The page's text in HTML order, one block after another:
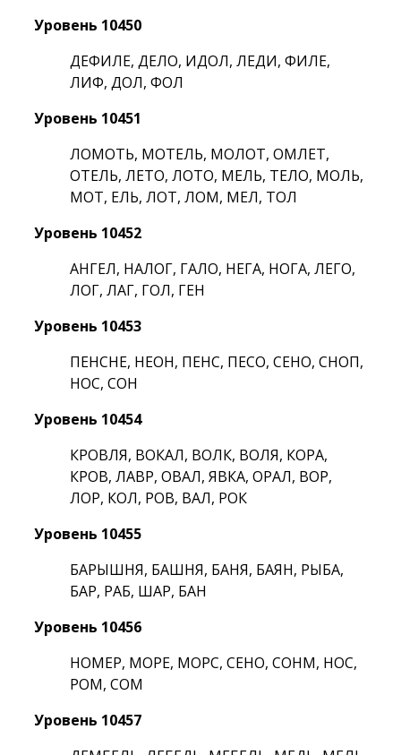
Уровень 10450
ДЕФИЛЕ, ДЕЛО, ИДОЛ, ЛЕДИ, ФИЛЕ,
ЛИФ, ДОЛ, ФОЛ
Уровень 10451
ЛОМОТЬ, МОТЕЛЬ, МОЛОТ, ОМЛЕТ,
ОТЕЛЬ, ЛЕТО, ЛОТО, МЕЛЬ, ТЕЛО, МОЛЬ,
МОТ, ЕЛЬ, ЛОТ, ЛОМ, МЕЛ, ТОЛ
Уровень 10452
АНГЕЛ, НАЛОГ, ГАЛО, НЕГА, НОГА, ЛЕГО,
ЛОГ, ЛАГ, ГОЛ, ГЕН
Уровень 10453
ПЕНСНЕ, НЕОН, ПЕНС, ПЕСО, СЕНО, СНОП,
НОС, СОН
Уровень 10454
КРОВЛЯ, ВОКАЛ, ВОЛК, ВОЛЯ, КОРА,
КРОВ, ЛАВР, ОВАЛ, ЯВКА, ОРАЛ, ВОР,
ЛОР, КОЛ, РОВ, ВАЛ, РОК
Уровень 10455
БАРЫШНЯ, БАШНЯ, БАНЯ, БАЯН, РЫБА,
БАР, РАБ, ШАР, БАН
Уровень 10456
НОМЕР, МОРЕ, МОРС, СЕНО, СОНМ, НОС,
РОМ, СОМ
Уровень 10457